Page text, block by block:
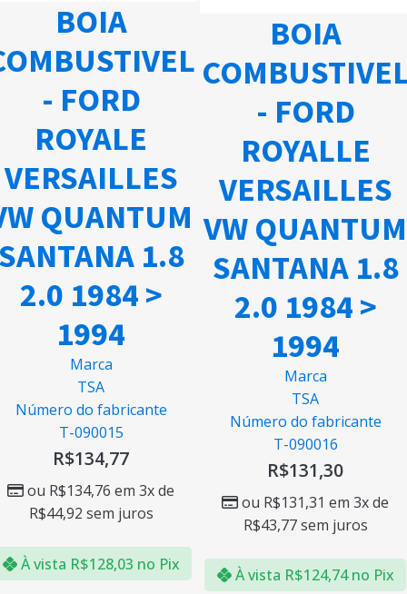
BOIA
- FORD
ROYALE
VERSAILLES
QUANTUM
1.8
2.0 1984 >
1994
Marca
TSA
Número do fabricante
T-090015
R$134,77
ou R$134,76 em 3x de
R$44,92 sem juros
À vista R$128,03 no Pix
BOIA
- FORD
ROYALLE
VERSAILLES
VW QUANTUM
SANTANA 1.8
2.0 1984 >
1994
Marca
TSA
Número do fabricante
T-090016
R$131,30
ou R$131,31 em 3x de
R$43,77sem juros
À vista R$124,74 no Pix